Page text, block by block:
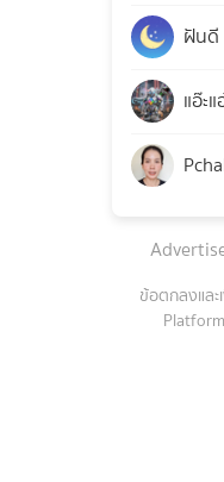
ฝันดี
แอ๊ะ
ข้อตกลงและ